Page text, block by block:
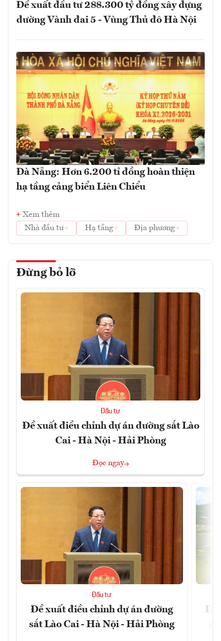
Đề xuất đầu tư 288.300 tỷ đồng xây dựng
đường Vành đai 5 - Vùng Thủ đô Hà Nội
Đà Nẵng: Hơn 6.200 tỉ đồng hoàn thiện
hạ tầng cảng biển Liên Chiểu
Xem thêm
Nhà đầu tư
Hạ tầng Địa phương
Đừng bỏ lỡ
Đầu tư
Đề xuất điều chỉnh dự án đường sắt Lào
Cai - Hà Nội - Hải Phòng
Đọc ngay
Đầu tư
Đề xuất điều chỉnh dự án đường
sắt Lào Cai - Hà Nội - Hải Phòng